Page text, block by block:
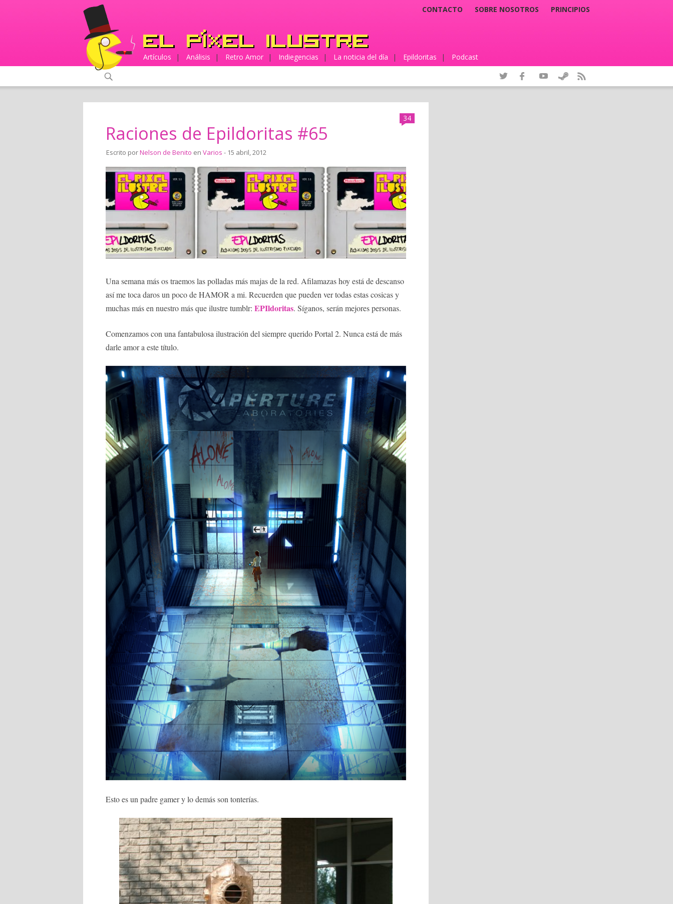
CONTACTO SOBRE NOSOTROS PRINCIPIOS
Artículos | Análisis | Retro Amor | Indiegencias | La noticia del día | Epildoritas | Podcast
34
Raciones de Epildoritas #65
Escrito porNelson de Benito en Varios - 15 abril, 2012
Una semana más os traemos las polladas más majas de la red. Afilamazas hoy está de descanso
así me toca daros un poco de HAMOR a mi. Recuerden que pueden ver todas estas cosicas y
muchas más en nuestro más que ilustre tumblr: EPIldoritas. Síganos, serán mejores personas.
Comenzamos con una fantabulosa ilustración del siempre querido Portal 2. Nunca está de más
darle amor a este título.
Esto es un padre gamer y lo demás son tonterías.